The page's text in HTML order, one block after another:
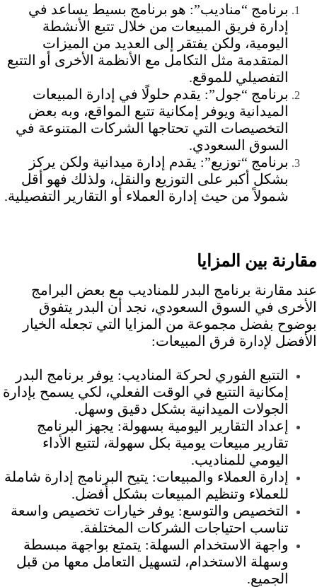
برنامج “مناديب”: هو برنامج بسيط يساعد في
إدارة فريق المبيعات من خلال تتبع الأنشطة
اليومية، ولكن يفتقر إلى العديد من الميزات
المتقدمة مثل التكامل مع الأنظمة الأخرى أو التتبع
التفصيلي للموقع.
برنامج “جول”: يقدم حلولًا في إدارة المبيعات
الميدانية ويوفر إمكانية تتبع المواقع، وبه بعض
التخصيصات التي تحتاجها الشركات المتنوعة في
السوق السعودي.
برنامج “توزيع”: يقدم إدارة ميدانية ولكن يركز
بشكل أكبر على التوزيع والنقل، ولذلك فهو أقل
شمولاً من حيث إدارة العملاء أو التقارير التفصيلية.
مقارنة بين المزايا
عند مقارنة برنامج البدر للمناديب مع بعض البرامج
الأخرى في السوق السعودي، نجد أن البدر يتفوق
بوضوح بفضل مجموعة من المزايا التي تجعله الخيار
الأفضل لإدارة فرق المبيعات:
التتبع الفوري لحركة المناديب: يوفر برنامج البدر
إمكانية التتبع في الوقت الفعلي، لكي يسمح بإدارة
الجولات الميدانية بشكل دقيق وسهل.
إعداد التقارير اليومية بسهولة: يجهز البرنامج
تقارير مبيعات يومية بكل سهولة، لتتبع الأداء
اليومي للمناديب.
إدارة العملاء والمبيعات: يتيح البرنامج إدارة شاملة
للعملاء وتنظيم المبيعات بشكل أفضل.
التخصيص والتوسع: يوفر خيارات تخصيص واسعة
تناسب احتياجات الشركات المختلفة.
واجهة الاستخدام السهلة: يتمتع بواجهة مبسطة
وسهلة الاستخدام، لتسهيل التعامل معها من قبل
الجميع.